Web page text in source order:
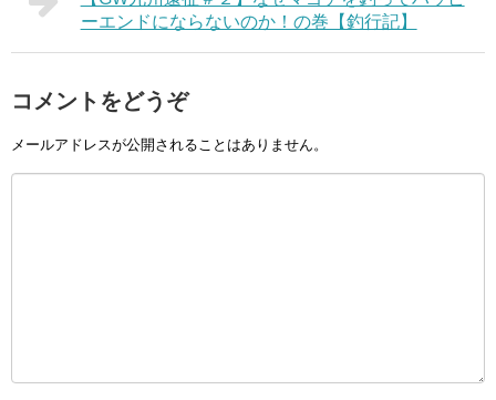
ーエンドにならないのか！の巻【釣行記】
コメントをどうぞ
メールアドレスが公開されることはありません。